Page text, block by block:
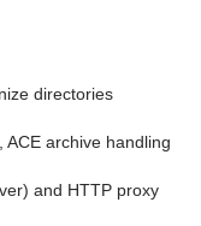
directories
ACE archive handling
and HTTP proxy